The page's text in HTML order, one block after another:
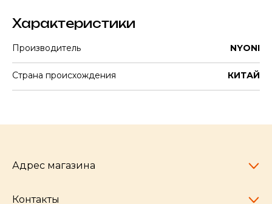
Характеристики
Производитель NYONI
Страна происхождения КИТАЙ
Адрес магазина
Контакты